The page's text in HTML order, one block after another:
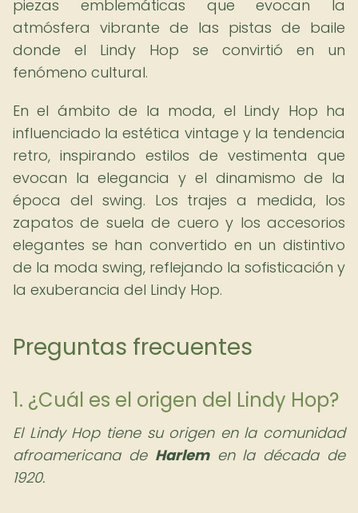
piezas emblemáticas que evocan la
atmósfera vibrante de las pistas de baile
donde el Lindy Hop se convirtió en un
fenómeno cultural.
En el ámbito de la moda, el Lindy Hop ha
influenciado la estética vintage y la tendencia
retro, inspirando estilos de vestimenta que
evocan la elegancia y el dinamismo de la
época del swing. Los trajes a medida, los
zapatos de suela de cuero y los accesorios
elegantes se han convertido en un distintivo
de la moda swing, reflejando la sofisticación y
la exuberancia del Lindy Hop.
Preguntas frecuentes
1. ¿Cuál es el origen del Lindy Hop?
El Lindy Hop tiene su origen en la comunidad
afroamericana de Harlemen la década de
1920.